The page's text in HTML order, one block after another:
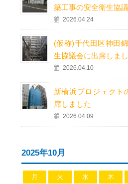
築工事の安全衛生協
2026.04.24
(仮称)千代田区神田
生協議会に出席しま
2026.04.10
新横浜プロジェクト
席しました
2026.04.09
2025年10月
月 火 水 木